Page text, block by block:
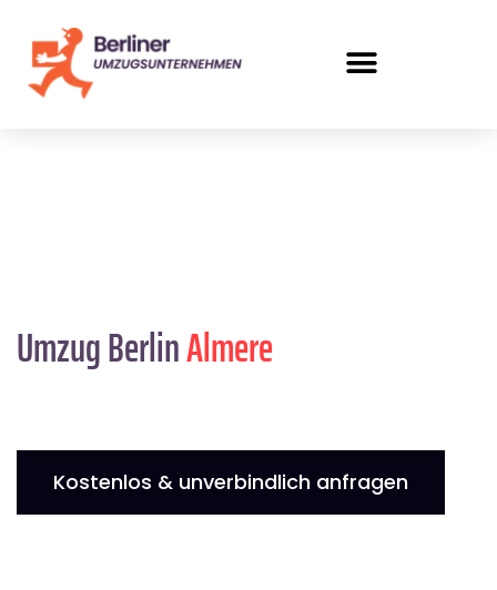
Umzug BerlinAlmere
Kostenlos & unverbindlich anfragen